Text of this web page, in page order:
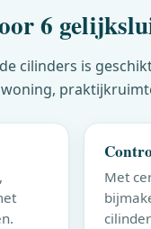
6
cilinders is
Met